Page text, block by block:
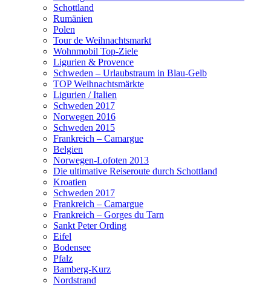
Schottland
Rumänien
Polen
Tour de Weihnachtsmarkt
Wohnmobil Top-Ziele
Ligurien & Provence
Schweden – Urlaubstraum in Blau-Gelb
TOP Weihnachtsmärkte
Ligurien / Italien
Schweden 2017
Norwegen 2016
Schweden 2015
Frankreich – Camargue
Belgien
Norwegen-Lofoten 2013
Die ultimative Reiseroute durch Schottland
Kroatien
Schweden 2017
Frankreich – Camargue
Frankreich – Gorges du Tarn
Sankt Peter Ording
Eifel
Bodensee
Pfalz
Bamberg-Kurz
Nordstrand